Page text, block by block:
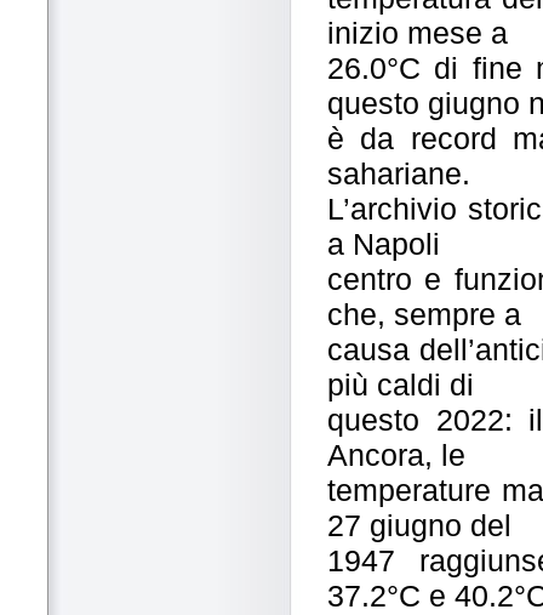
inizio mese a
26.0°C di fine
questo giugno
è da record
sahariane.
L’archivio
a Napoli
centro e
che, sempre a
causa
più caldi di
questo 2022:
Ancora, le
temperature
27 giugno del
1947
37.2°C e